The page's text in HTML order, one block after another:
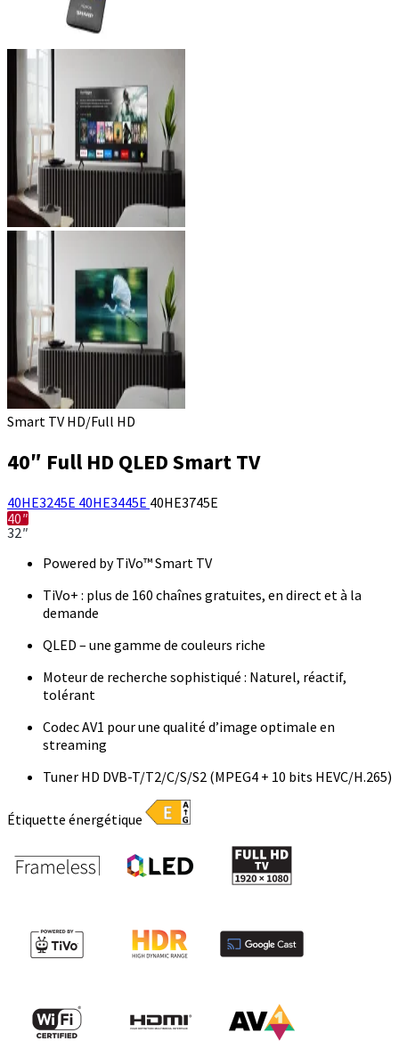
Smart TV HD/Full HD
40″ Full HD QLED Smart TV
40HE3245E 40HE3445E 40HE3745E
40″
32″
Powered by TiVo™ Smart TV
TiVo+ : plus de 160 chaînes gratuites, en direct et à la
demande
QLED – une gamme de couleurs riche
Moteur de recherche sophistiqué : Naturel, réactif,
tolérant
Codec AV1 pour une qualité d’image optimale en
streaming
Tuner HD DVB-T/T2/C/S/S2 (MPEG4 + 10 bits HEVC/H.265)
Étiquette énergétique